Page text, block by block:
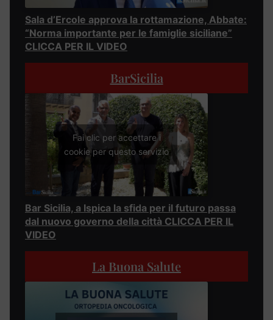
Sala d’Ercole approva la rottamazione, Abbate:
“Norma importante per le famiglie siciliane”
CLICCA PER IL VIDEO
BarSicilia
Fai clic per accettare i
cookie per questo servizio
Bar Sicilia, a Ispica la sfida per il futuro passa
dal nuovo governo della città CLICCA PER IL
VIDEO
La Buona Salute